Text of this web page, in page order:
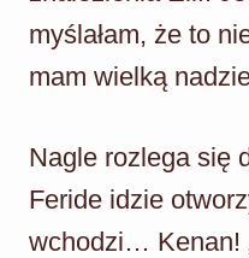
myślałam, że to
mam wielką
Nagle rozlega się
Feride idzie
wchodzi… Kenan!